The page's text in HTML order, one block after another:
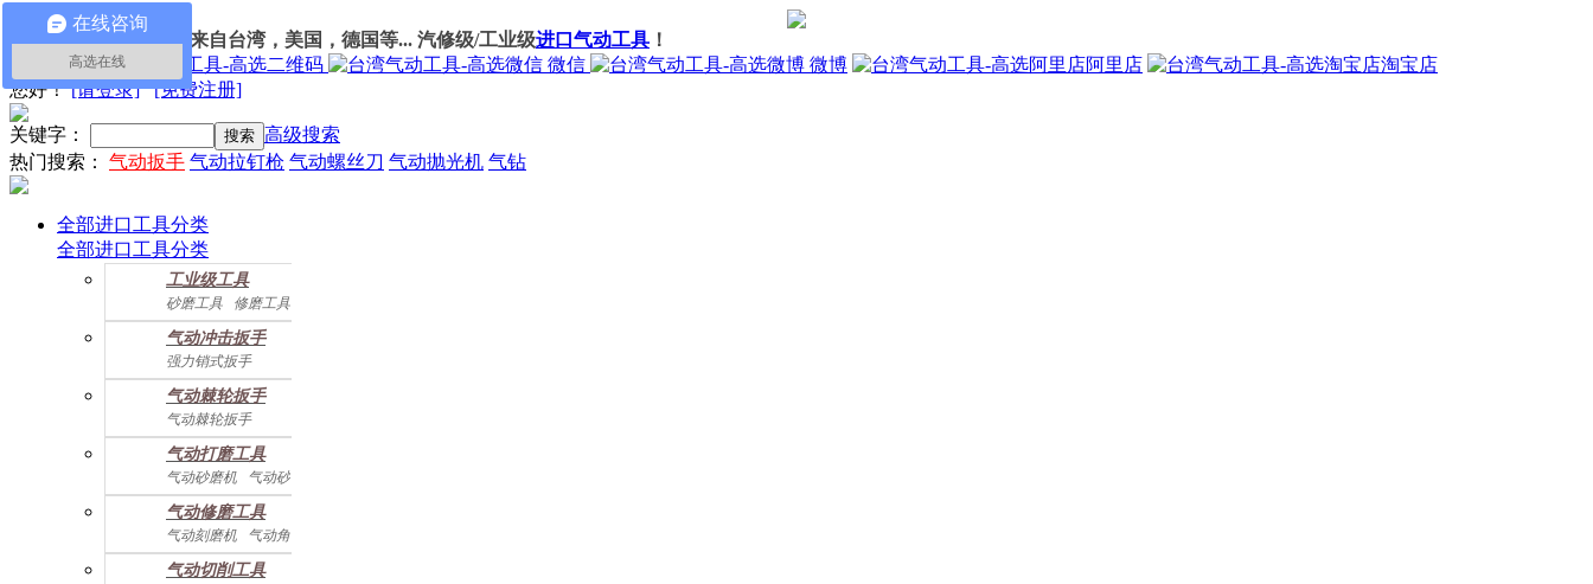
100%进口气动工具： 来自台湾，美国，德国等... 汽修级/工业级进口气动工具 ！
我的订单
微信 微博 阿里店
淘宝店
您好！[请登录] [免费注册]
关键字：
高级搜索
热门搜索： 气动扳手 气动拉钉枪 气动螺丝刀 气动抛光机 气钻
全部进口工具分类
全部进口工具分类
工业级工具
砂磨工具
修磨工具
建筑工具 气动螺丝起子
气动配件
气动冲击扳手
强力销式扳手
双鎚打式扳手
双环锤打式扳手
强力冲击扳手
迷你冲击扳手
直角式冲击扭力扳手
气动棘轮扳手
气动棘轮扳手
迷你棘轮扳手
气动打磨工具
气动砂磨机
气动砂带机
气动抛光机 胎磨/除胶机
气动修磨工具
气动刻磨机 气动角磨机
气动切削工具
在线咨询
高选在线